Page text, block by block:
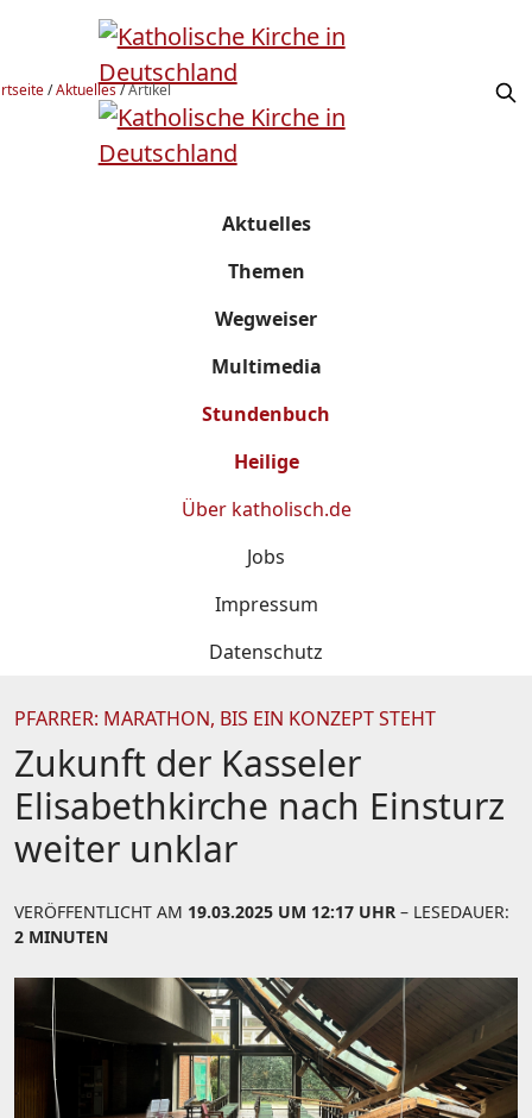
/Aktuelles/Artikel
Aktuelles
Themen
Wegweiser
Multimedia
Stundenbuch
Heilige
Über katholisch.de
Jobs
Impressum
Datenschutz
PFARRER: MARATHON, BIS EIN KONZEPT STEHT
Zukunft der Kasseler
Elisabethkirche nach Einsturz
weiter unklar
VERÖFFENTLICHT AM 19.03.2025 UM 12:17 UHR – LESEDAUER:
2 MINUTEN